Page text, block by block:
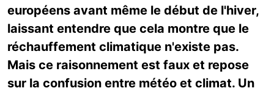
européens avant même le début de l'hiver,
laissant entendre que cela montre que le
réchauffement climatique n'existe pas.
Mais ce raisonnement est faux et repose
sur la confusion entre météo et climat. Un